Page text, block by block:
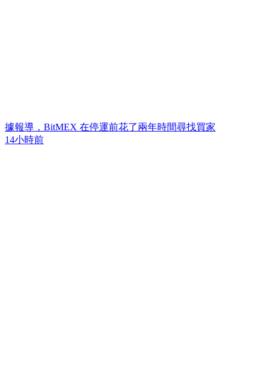
據報導，BitMEX 在停運前花了兩年時間尋找買家
14小時前